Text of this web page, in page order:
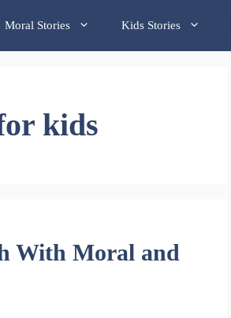
Moral Stories Kids Stories
kids
With Moral and